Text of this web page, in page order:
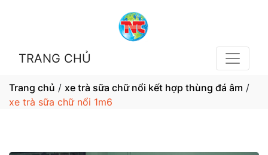
TRANG CHỦ
Trang chủ / xe trà sữa chữ nổi kết hợp thùng đá âm /
xe trà sữa chữ nổi 1m6